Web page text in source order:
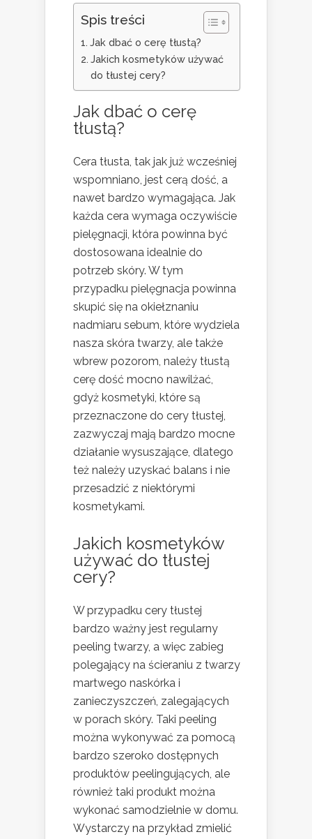
Spis treści
Jak dbać o cerę tłustą?
Jakich kosmetyków używać
do tłustej cery?
Jak dbać o cerę
tłustą?
Cera tłusta, tak jak już wcześniej
wspomniano, jest cerą dość, a
nawet bardzo wymagająca. Jak
każda cera wymaga oczywiście
pielęgnacji, która powinna być
dostosowana idealnie do
potrzeb skóry. W tym
przypadku pielęgnacja powinna
skupić się na okiełznaniu
nadmiaru sebum, które wydziela
nasza skóra twarzy, ale także
wbrew pozorom, należy tłustą
cerę dość mocno nawilżać,
gdyż kosmetyki, które są
przeznaczone do cery tłustej,
zazwyczaj mają bardzo mocne
działanie wysuszające, dlatego
też należy uzyskać balans i nie
przesadzić z niektórymi
kosmetykami.
Jakich kosmetyków
używać do tłustej
cery?
W przypadku cery tłustej
bardzo ważny jest regularny
peeling twarzy, a więc zabieg
polegający na ścieraniu z twarzy
martwego naskórka i
zanieczyszczeń, zalegających
w porach skóry. Taki peeling
można wykonywać za pomocą
bardzo szeroko dostępnych
produktów peelingujących, ale
również taki produkt można
wykonać samodzielnie w domu.
Wystarczy na przykład zmielić